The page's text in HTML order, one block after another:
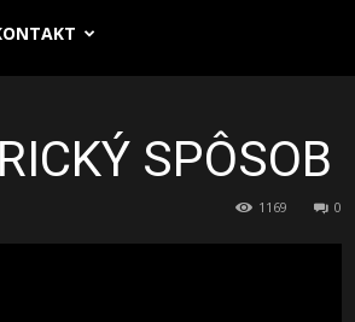
SPÔSOB
0
1169